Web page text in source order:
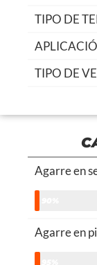
TIPO DE
TIPO DE
Agarre en
Agarre en